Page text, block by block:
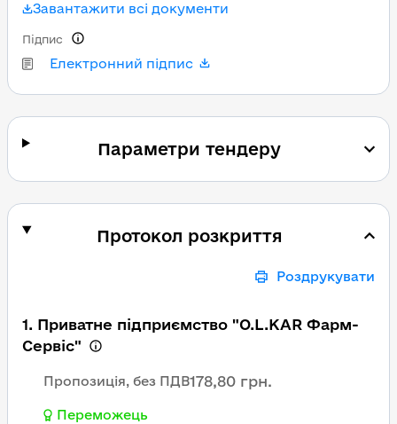
Завантажити всі документи
Електронний підпис
Підпис
Параметри тендеру
Протокол розкриття
Роздрукувати
1. Приватне підприємство "O.L.KAR Фарм-
Сервіс"
Пропозиція, без ПДВ178,80 грн.
Переможець